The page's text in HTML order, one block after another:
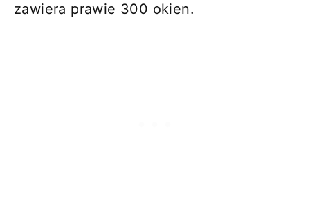
zawiera prawie 300 okien.